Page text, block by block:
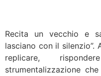
Recita un vecchio e
lasciano con il
replicare,
strumentalizzazione